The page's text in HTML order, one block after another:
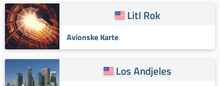
Litl Rok
Avionske Karte
Los Andjeles